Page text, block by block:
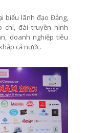
biểu lãnh đạo Đảng,
chí, đài truyền hình
doanh nghiệp tiêu
cả nước.